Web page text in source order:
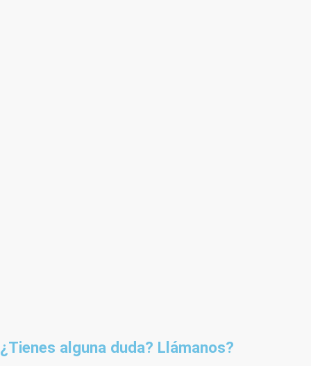
¿Tienes alguna duda? Llámanos?